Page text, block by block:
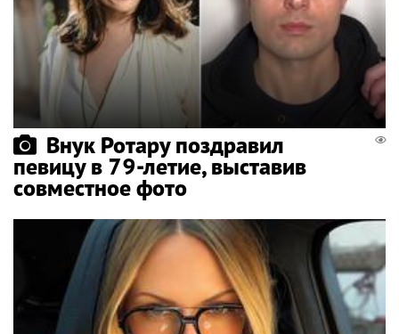
Внук Ротару поздравил
певицу в 79-летие, выставив
совместное фото